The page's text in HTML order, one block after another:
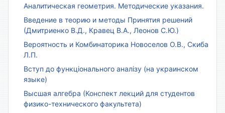
Аналитическая геометрия. Методические указания.
Введение в теорию и методы Принятия решений
(Дмитриенко В.Д., Кравец В.А., Леонов С.Ю.)
Вероятность и Комбинаторика Новоселов О.В., Скиба
Л.П.
Вступ до функціонального аналізу (на украинском
языке)
Высшая алгебра (Конспект лекций для студентов
физико-технического факультета)